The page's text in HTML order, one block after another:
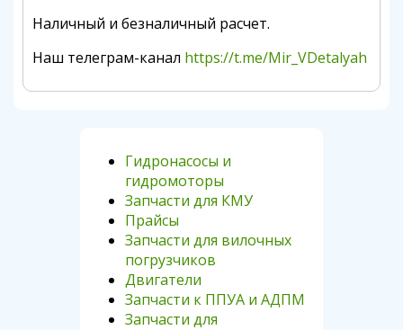
Наличный и безналичный расчет.
Наш телеграм-канал https://t.me/Mir_VDetalyah
Гидронасосы и
гидромоторы
Запчасти для КМУ
Прайсы
Запчасти для вилочных
погрузчиков
Двигатели
Запчасти к ППУА и АДПМ
Запчасти для